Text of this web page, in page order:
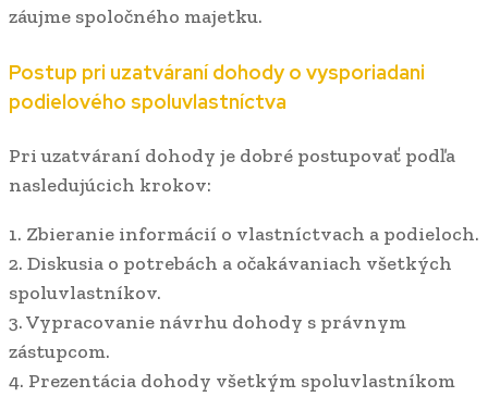
záujme spoločného majetku.
Postup pri uzatváraní dohody o vysporiadani
podielového spoluvlastníctva
Pri uzatváraní dohody je dobré postupovať podľa
nasledujúcich krokov:
1. Zbieranie informácií o vlastníctvach a podieloch.
2. Diskusia o potrebách a očakávaniach všetkých
spoluvlastníkov.
3. Vypracovanie návrhu dohody s právnym
zástupcom.
4. Prezentácia dohody všetkým spoluvlastníkom